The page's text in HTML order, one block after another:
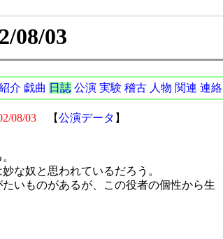
08/03
介 戯曲 日誌 公演 実験 稽古 人物 関連 連絡
08/03【公演データ 】
な奴と思われているだろう。
いものがあるが、この役者の個性から生